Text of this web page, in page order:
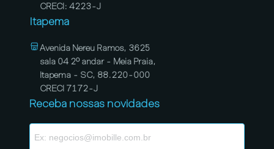
CRECI: 4223-J
Itapema
Avenida Nereu Ramos, 3625
sala 04 2º andar - Meia Praia,
Itapema - SC, 88.220-000
CRECI 7172-J
Receba nossas novidades